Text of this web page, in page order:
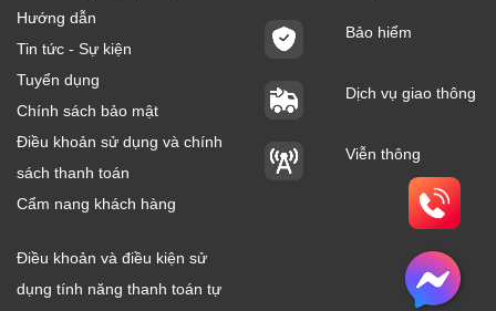
Hướng dẫn
Tin tức - Sự kiện
Tuyển dụng
Chính sách bảo mật
Điều khoản sử dụng và chính
sách thanh toán
Cẩm nang khách hàng
Điều khoản và điều kiện sử
dụng tính năng thanh toán tự
Bảo hiểm
Dịch vụ giao thông
Viễn thông